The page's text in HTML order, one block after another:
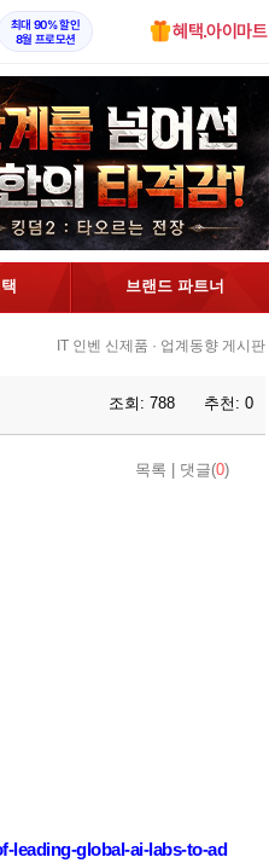
최대 90% 할인
8월 프로모션
혜택.아이마트
브랜드 파트너
IT 인벤 신제품 · 업계동향 게시판
조회: 788 추천: 0
목록 댓글(0)
leading-global-ai-labs-to-ad